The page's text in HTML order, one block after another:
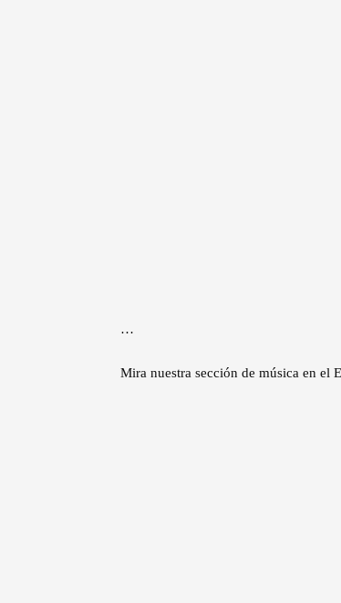
…
Mira nuestra sección de música en el